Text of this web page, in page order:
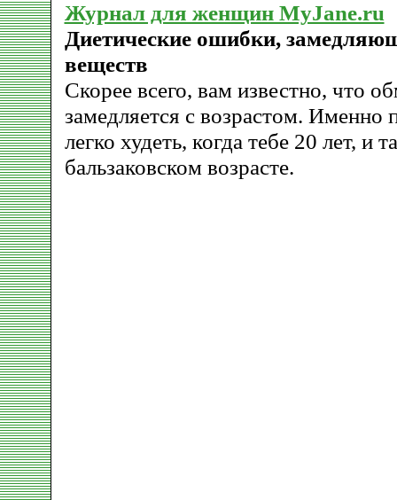
Журнал для женщин MyJane.ru
Диетические ошибки,
веществ
Скорее всего, вам известно, что
замедляется с возрастом. Именно
легко худеть, когда тебе 20 лет, и
бальзаковском возрасте.